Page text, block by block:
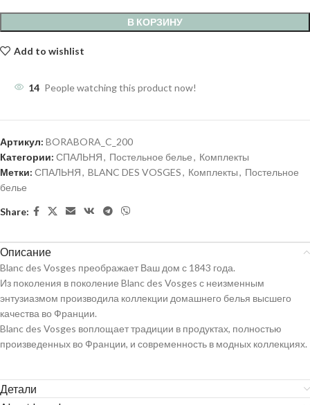
В КОРЗИНУ
Add to wishlist
14 People watching this product now!
Артикул: BORABORA_C_200
Категории: СПАЛЬНЯ, Постельное белье, Комплекты
Метки: СПАЛЬНЯ, BLANC DES VOSGES, Комплекты, Постельное
белье
Share:
Описание
Blanc des Vosges преображает Ваш дом с 1843 года.
Из поколения в поколение Blanc des Vosges с неизменным
энтузиазмом производила коллекции домашнего белья высшего
качества во Франции.
Blanc des Vosges воплощает традиции в продуктах, полностью
произведенных во Франции, и современность в модных коллекциях.
Детали